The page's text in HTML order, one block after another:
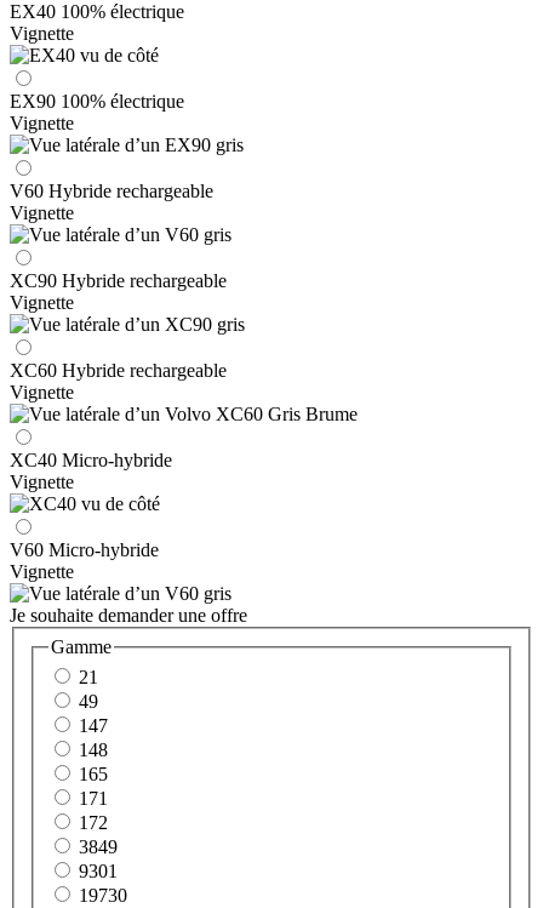
EX40 100% électrique
Vignette
EX90 100% électrique
Vignette
V60 Hybride rechargeable
Vignette
XC90 Hybride rechargeable
Vignette
XC60 Hybride rechargeable
Vignette
XC40 Micro-hybride
Vignette
V60 Micro-hybride
Vignette
Je souhaite demander une offre
Gamme
21
49
147
148
165
171
172
3849
9301
19730